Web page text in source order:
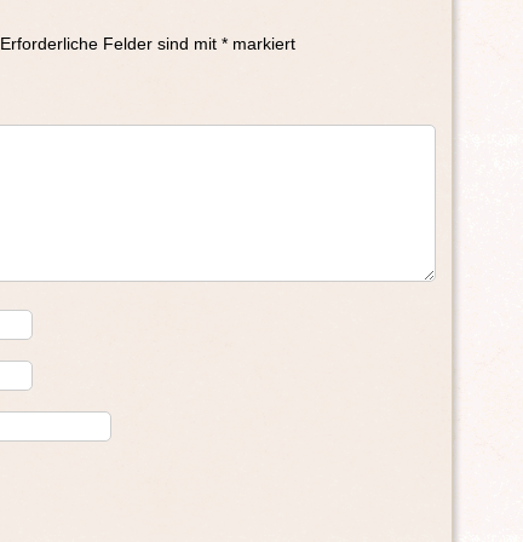
Erforderliche Felder sind mit * markiert